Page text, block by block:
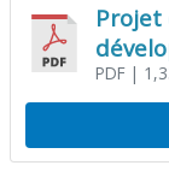
Projet
PDF|